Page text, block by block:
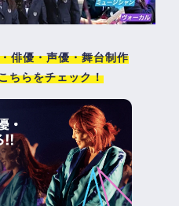
俳優・声優・舞台制作
ちらをチェック！